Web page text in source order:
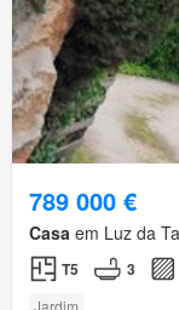
789 000 €
Casa em Luz da
T5 3
Jardim